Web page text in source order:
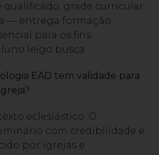
grade curricular
— entrega formação
para os fins
leigo busca.
EAD tem validade para
eclesiástico. O
com credibilidade e
por igrejas e